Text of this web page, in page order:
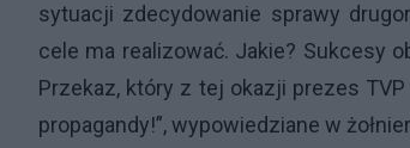
sytuacji zdecydowanie sprawy
cele ma realizować. Jakie? Sukcesy
Przekaz, który z tej okazji prezes
propagandy!”, wypowiedziane w